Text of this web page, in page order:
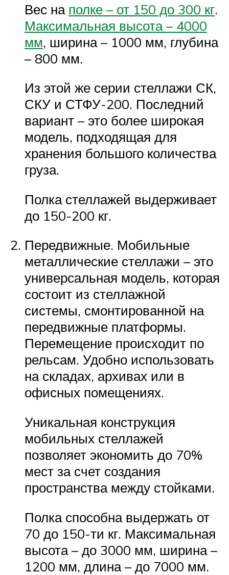
Вес на полке – от 150 до 300 кг.
Максимальная высота – 4000
мм, ширина – 1000 мм, глубина
– 800 мм.
Из этой же серии стеллажи СК,
СКУ и СТФУ-200. Последний
вариант – это более широкая
модель, подходящая для
хранения большого количества
груза.
Полка стеллажей выдерживает
до 150-200 кг.
Передвижные. Мобильные
металлические стеллажи – это
универсальная модель, которая
состоит из стеллажной
системы, смонтированной на
передвижные платформы.
Перемещение происходит по
рельсам. Удобно использовать
на складах, архивах или в
офисных помещениях.
Уникальная конструкция
мобильных стеллажей
позволяет экономить до 70%
мест за счет создания
пространства между стойками.
Полка способна выдержать от
70 до 150-ти кг. Максимальная
высота – до 3000 мм, ширина –
1200 мм, длина – до 7000 мм.